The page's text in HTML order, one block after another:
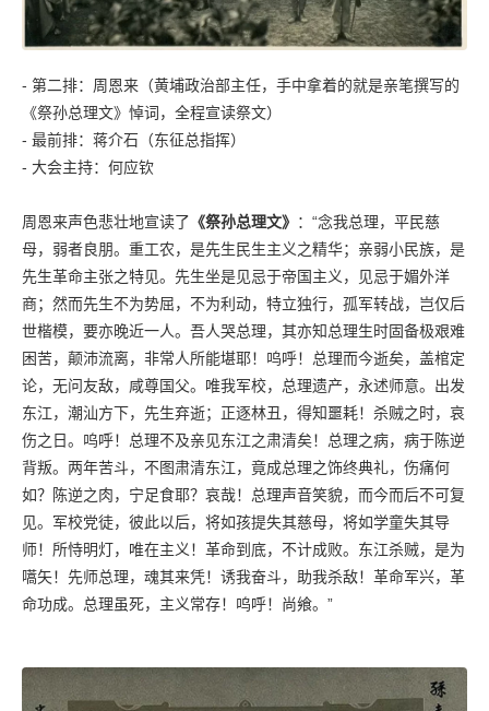
- 第二排：周恩来（黄埔政治部主任，手中拿着的就是亲笔撰写的
《祭孙总理文》悼词，全程宣读祭文）
- 最前排：蒋介石（东征总指挥）
- 大会主持：何应钦
周恩来声色悲壮地宣读了 《祭孙总理文》 ：“念我总理，平民慈
母，弱者良朋。重工农，是先生民生主义之精华；亲弱小民族，是
先生革命主张之特见。先生坐是见忌于帝国主义，见忌于媚外洋
商；然而先生不为势屈，不为利动，特立独行，孤军转战，岂仅后
世楷模，要亦晚近一人。吾人哭总理，其亦知总理生时固备极艰难
困苦，颠沛流离，非常人所能堪耶！呜呼！总理而今逝矣，盖棺定
论，无问友敌，咸尊国父。唯我军校，总理遗产，永述师意。出发
东江，潮汕方下，先生弃逝；正逐林丑，得知噩耗！杀贼之时，哀
伤之日。呜呼！总理不及亲见东江之肃清矣！总理之病，病于陈逆
背叛。两年苦斗，不图肃清东江，竟成总理之饰终典礼，伤痛何
如？陈逆之肉，宁足食耶？哀哉！总理声音笑貌，而今而后不可复
见。军校党徒，彼此以后，将如孩提失其慈母，将如学童失其导
师！所恃明灯，唯在主义！革命到底，不计成败。东江杀贼，是为
嚆矢！先师总理，魂其来凭！诱我奋斗，助我杀敌！革命军兴，革
命功成。总理虽死，主义常存！呜呼！尚飨。”